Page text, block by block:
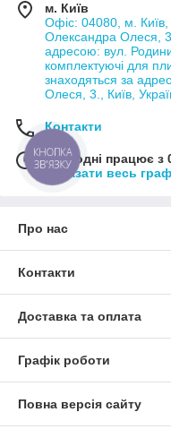
м. Київ
Офіс: 04080, м. Київ,
Олександра Олеся,
адресою: вул.
комплектуючі для
знаходяться за
Олеся, 3., Київ,
Контакти
Сьогодні працює з
Показати весь
Про нас
Контакти
Доставка та оплата
Графік роботи
Повна версія сайту
КНОПКА
ЗВ'ЯЗКУ